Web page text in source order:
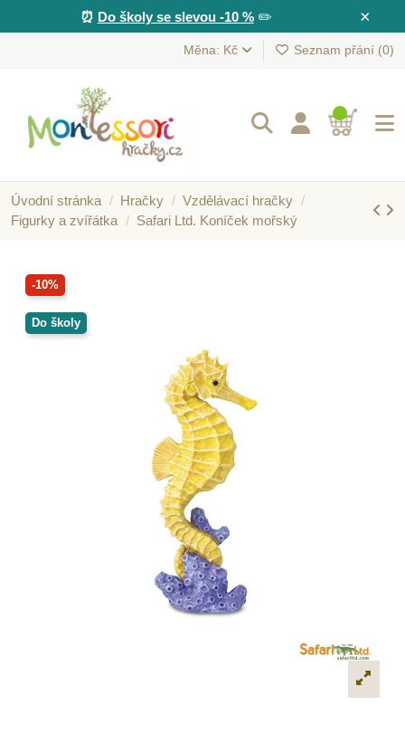
×
⏰ Do školy se slevou -10 %✏️
Měna: Kč Seznam přání (0)
Úvodní stránka Hračky
Vzdělávací hračky
Figurky a zvířátka
Safari Ltd. Koníček mořský
-10%
Do školy